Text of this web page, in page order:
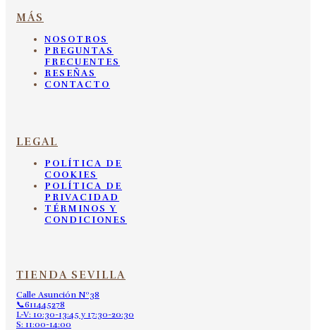
MÁS
NOSOTROS
PREGUNTAS
FRECUENTES
RESEÑAS
CONTACTO
LEGAL
POLÍTICA DE
COOKIES
POLÍTICA DE
PRIVACIDAD
TÉRMINOS Y
CONDICIONES
TIENDA SEVILLA
Calle Asunción Nº38
📞611445278
L-V: 10:30-13:45 y 17:30-20:30
S: 11:00-14:00